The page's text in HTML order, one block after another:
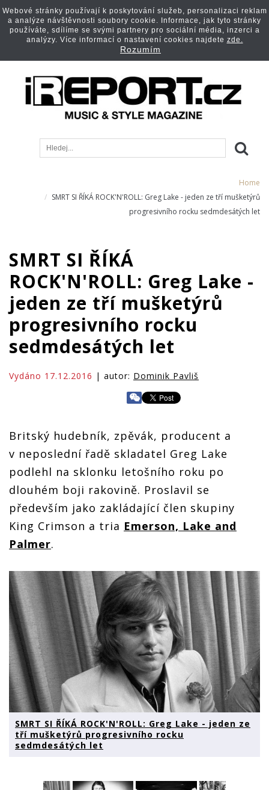
Home
SMRT SI ŘÍKÁ ROCK'N'ROLL: Greg Lake - jeden ze tří mušketýrů
progresivního rocku sedmdesátých let
SMRT SI ŘÍKÁ
ROCK'N'ROLL: Greg Lake -
jeden ze tří mušketýrů
progresivního rocku
sedmdesátých let
Vydáno 17.12.2016 | autor: Dominik Pavliš
Britský hudebník, zpěvák, producent a
v neposlední řadě skladatel Greg Lake
podlehl na sklonku letošního roku po
dlouhém boji rakovině. Proslavil se
především jako zakládající člen skupiny
King Crimson a tria Emerson, Lake and
Palmer.
SMRT SI ŘÍKÁ ROCK'N'ROLL: Greg Lake - jeden ze
tří mušketýrů progresivního rocku
sedmdesátých let
Webové stránky používají k poskytování služeb, personalizaci reklam
a analýze návštěvnosti soubory cookie. Informace, jak tyto stránky
používáte, sdílíme se svými partnery pro sociální média, inzerci a
analýzy. Více informací o nastavení cookies najdete zde.
Rozumím